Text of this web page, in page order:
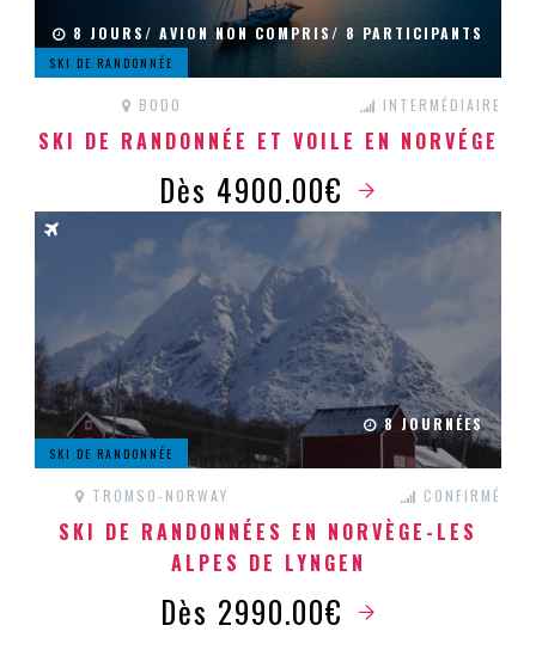
8 JOURS/ AVION NON COMPRIS/ 8 PARTICIPANTS
SKI DE RANDONNÉE
BODO INTERMÉDIAIRE
SKI DE RANDONNÉE ET VOILE EN NORVÉGE
Dès 4900.00€
8 JOURNÉES
SKI DE RANDONNÉE
TROMSO-NORWAY CONFIRMÉ
SKI DE RANDONNÉES EN NORVÈGE-LES
ALPES DE LYNGEN
Dès 2990.00€